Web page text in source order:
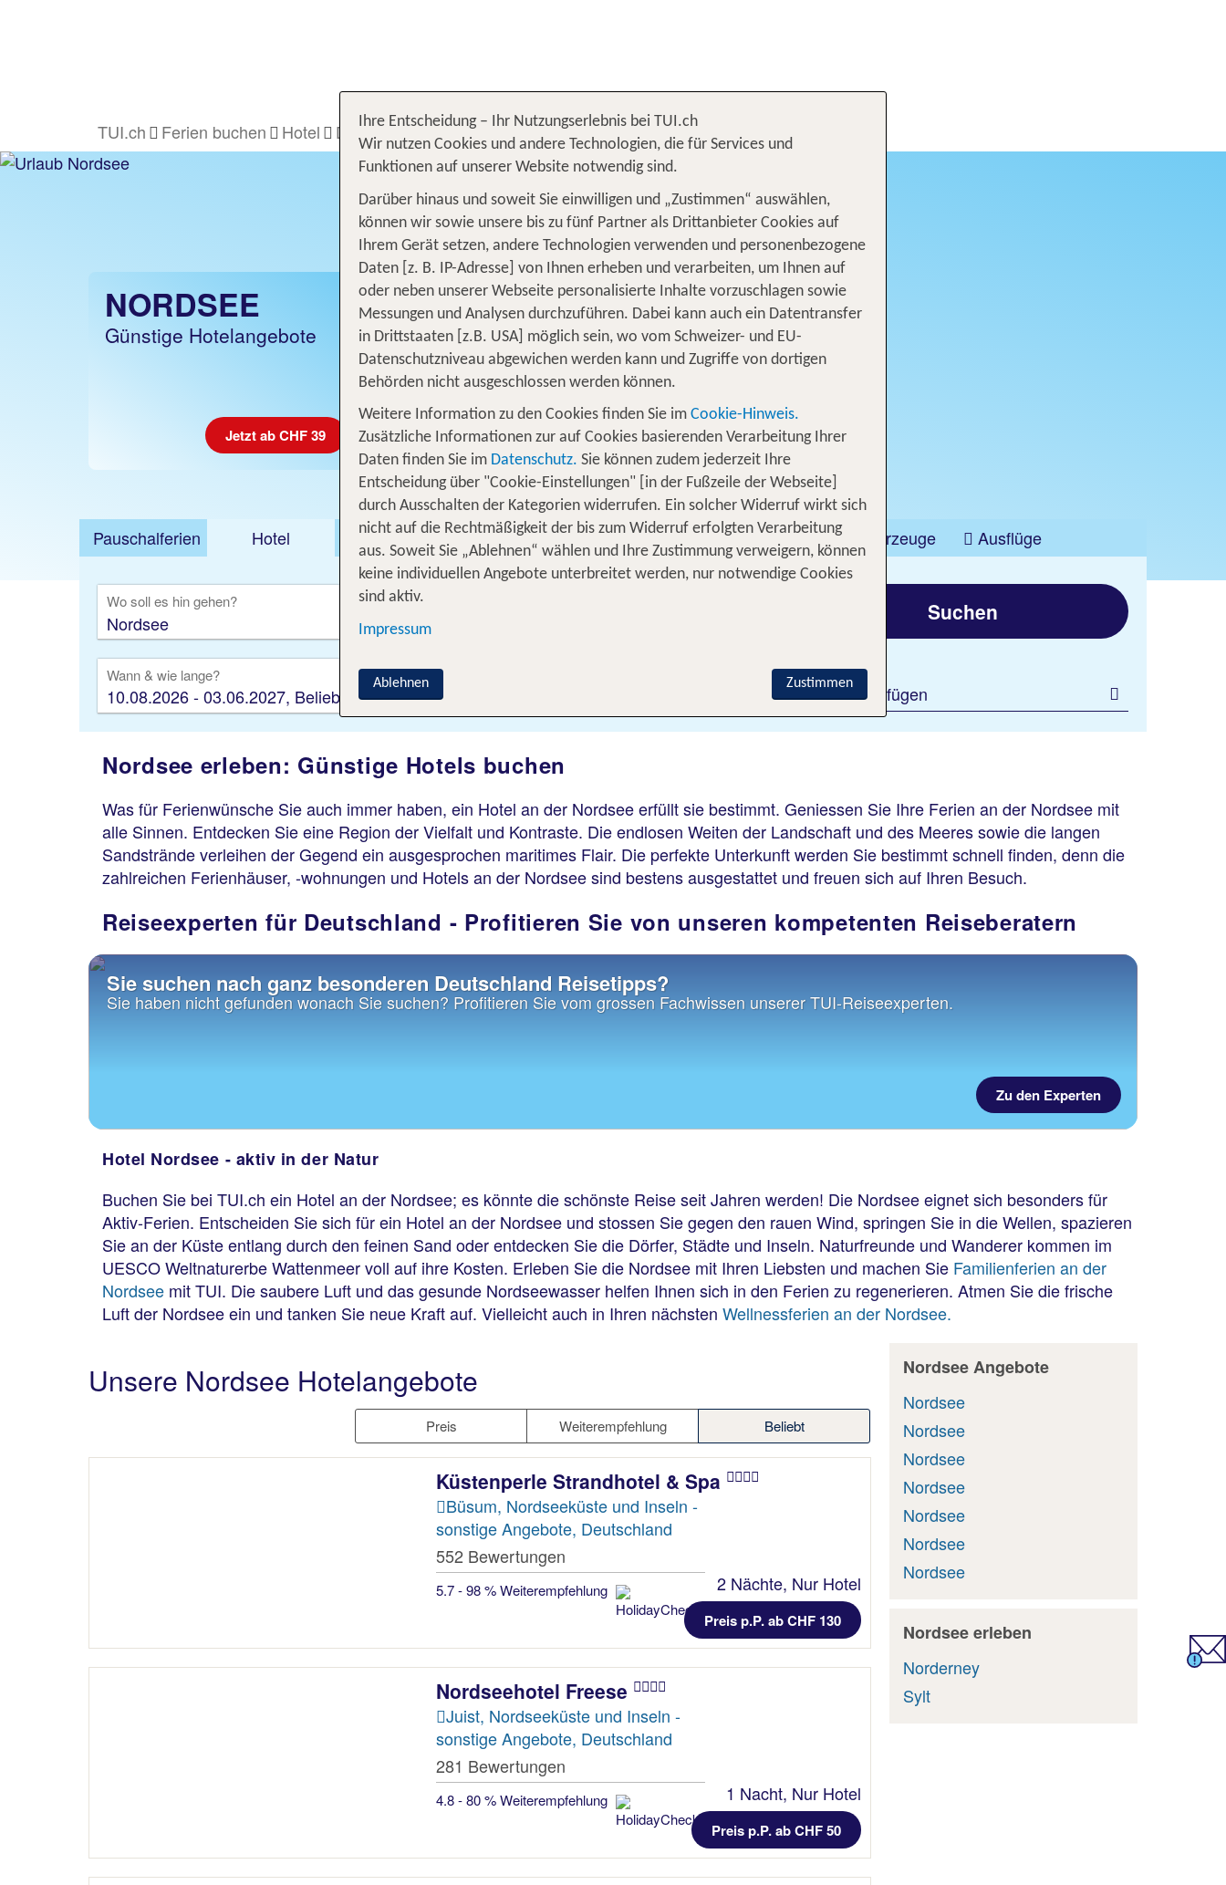
TUI.ch Ferien buchen Hotel Deutschland Nordsee
NORDSEE
Günstige Hotelangebote
Jetzt ab CHF 39
Pauschalferien Hotel Städtereisen % DEALS Ferienhaus Kreuzfahrten Fahrzeuge Ausflüge
Wo soll es hin gehen?
Wann & wie lange?
10.08.2026 - 03.06.2027, Beliebig
Suchen
Filter hinzufügen
Nordsee erleben: Günstige Hotels buchen
Was für Ferienwünsche Sie auch immer haben, ein Hotel an der Nordsee erfüllt sie bestimmt. Geniessen Sie Ihre Ferien an der Nordsee mit
alle Sinnen. Entdecken Sie eine Region der Vielfalt und Kontraste. Die endlosen Weiten der Landschaft und des Meeres sowie die langen
Sandstrände verleihen der Gegend ein ausgesprochen maritimes Flair. Die perfekte Unterkunft werden Sie bestimmt schnell finden, denn die
zahlreichen Ferienhäuser, -wohnungen und Hotels an der Nordsee sind bestens ausgestattet und freuen sich auf Ihren Besuch.
Reiseexperten für Deutschland - Profitieren Sie von unseren kompetenten Reiseberatern
Sie suchen nach ganz besonderen Deutschland Reisetipps?
Sie haben nicht gefunden wonach Sie suchen? Profitieren Sie vom grossen Fachwissen unserer TUI-Reiseexperten.
Zu den Experten
Hotel Nordsee - aktiv in der Natur
Buchen Sie bei TUI.ch ein Hotel an der Nordsee; es könnte die schönste Reise seit Jahren werden! Die Nordsee eignet sich besonders für
Aktiv-Ferien. Entscheiden Sie sich für ein Hotel an der Nordsee und stossen Sie gegen den rauen Wind, springen Sie in die Wellen, spazieren
Sie an der Küste entlang durch den feinen Sand oder entdecken Sie die Dörfer, Städte und Inseln. Naturfreunde und Wanderer kommen im
UESCO Weltnaturerbe Wattenmeer voll auf ihre Kosten. Erleben Sie die Nordsee mit Ihren Liebsten und machen Sie Familienferien an der
Nordsee mit TUI. Die saubere Luft und das gesunde Nordseewasser helfen Ihnen sich in den Ferien zu regenerieren. Atmen Sie die frische
Luft der Nordsee ein und tanken Sie neue Kraft auf. Vielleicht auch in Ihren nächsten Wellnessferien an der Nordsee.
Unsere Nordsee Hotelangebote
Preis Weiterempfehlung Beliebt
Küstenperle Strandhotel & Spa
Büsum, Nordseeküste und Inseln -
sonstige Angebote, Deutschland
552 Bewertungen
5.7 - 98 % Weiterempfehlung 2 Nächte, Nur Hotel
Preis p.P. ab CHF 130
Nordseehotel Freese
Juist, Nordseeküste und Inseln -
sonstige Angebote, Deutschland
281 Bewertungen
4.8 - 80 % Weiterempfehlung 1 Nacht, Nur Hotel
Preis p.P. ab CHF 50
Nordsee Angebote
Nordsee
Nordsee
Nordsee
Nordsee
Nordsee
Nordsee
Nordsee
Nordsee erleben
Norderney
Sylt
Ihre Entscheidung – Ihr Nutzungserlebnis bei TUI.ch
Wir nutzen Cookies und andere Technologien, die für Services und
Funktionen auf unserer Website notwendig sind.
Darüber hinaus und soweit Sie einwilligen und „Zustimmen“ auswählen,
können wir sowie unsere bis zu fünf Partner als Drittanbieter Cookies auf
Ihrem Gerät setzen, andere Technologien verwenden und personenbezogene
Daten [z. B. IP-Adresse] von Ihnen erheben und verarbeiten, um Ihnen auf
oder neben unserer Webseite personalisierte Inhalte vorzuschlagen sowie
Messungen und Analysen durchzuführen. Dabei kann auch ein Datentransfer
in Drittstaaten [z.B. USA] möglich sein, wo vom Schweizer- und EU-
Datenschutzniveau abgewichen werden kann und Zugriffe von dortigen
Behörden nicht ausgeschlossen werden können.
Weitere Information zu den Cookies finden Sie im Cookie-Hinweis.
Zusätzliche Informationen zur auf Cookies basierenden Verarbeitung Ihrer
Daten finden Sie im Datenschutz. Sie können zudem jederzeit Ihre
Entscheidung über "Cookie-Einstellungen" [in der Fußzeile der Webseite]
durch Ausschalten der Kategorien widerrufen. Ein solcher Widerruf wirkt sich
nicht auf die Rechtmäßigkeit der bis zum Widerruf erfolgten Verarbeitung
aus. Soweit Sie „Ablehnen“ wählen und Ihre Zustimmung verweigern, können
keine individuellen Angebote unterbreitet werden, nur notwendige Cookies
sind aktiv.
Impressum
Zustimmen
Ablehnen